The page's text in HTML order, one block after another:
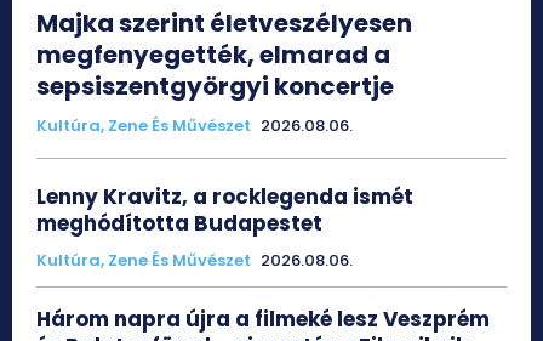
Majka szerint életveszélyesen
megfenyegették, elmarad a
sepsiszentgyörgyi koncertje
Kultúra, Zene És Művészet 2026.08.06.
Lenny Kravitz, a rocklegenda ismét
meghódította Budapestet
Kultúra, Zene És Művészet 2026.08.06.
Három napra újra a filmeké lesz Veszprém